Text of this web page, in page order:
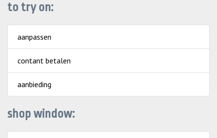
to try on:
aanpassen
contant betalen
aanbieding
shop window: